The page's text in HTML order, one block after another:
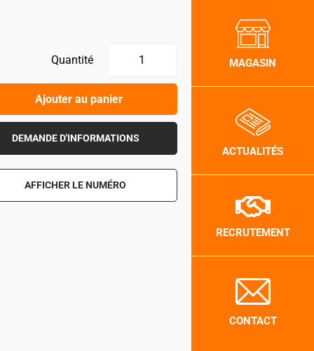
Quantité
Ajouter au panier
DEMANDE D'INFORMATIONS
AFFICHER LE NUMÉRO
MAGASIN
ACTUALITÉS
RECRUTEMENT
CONTACT